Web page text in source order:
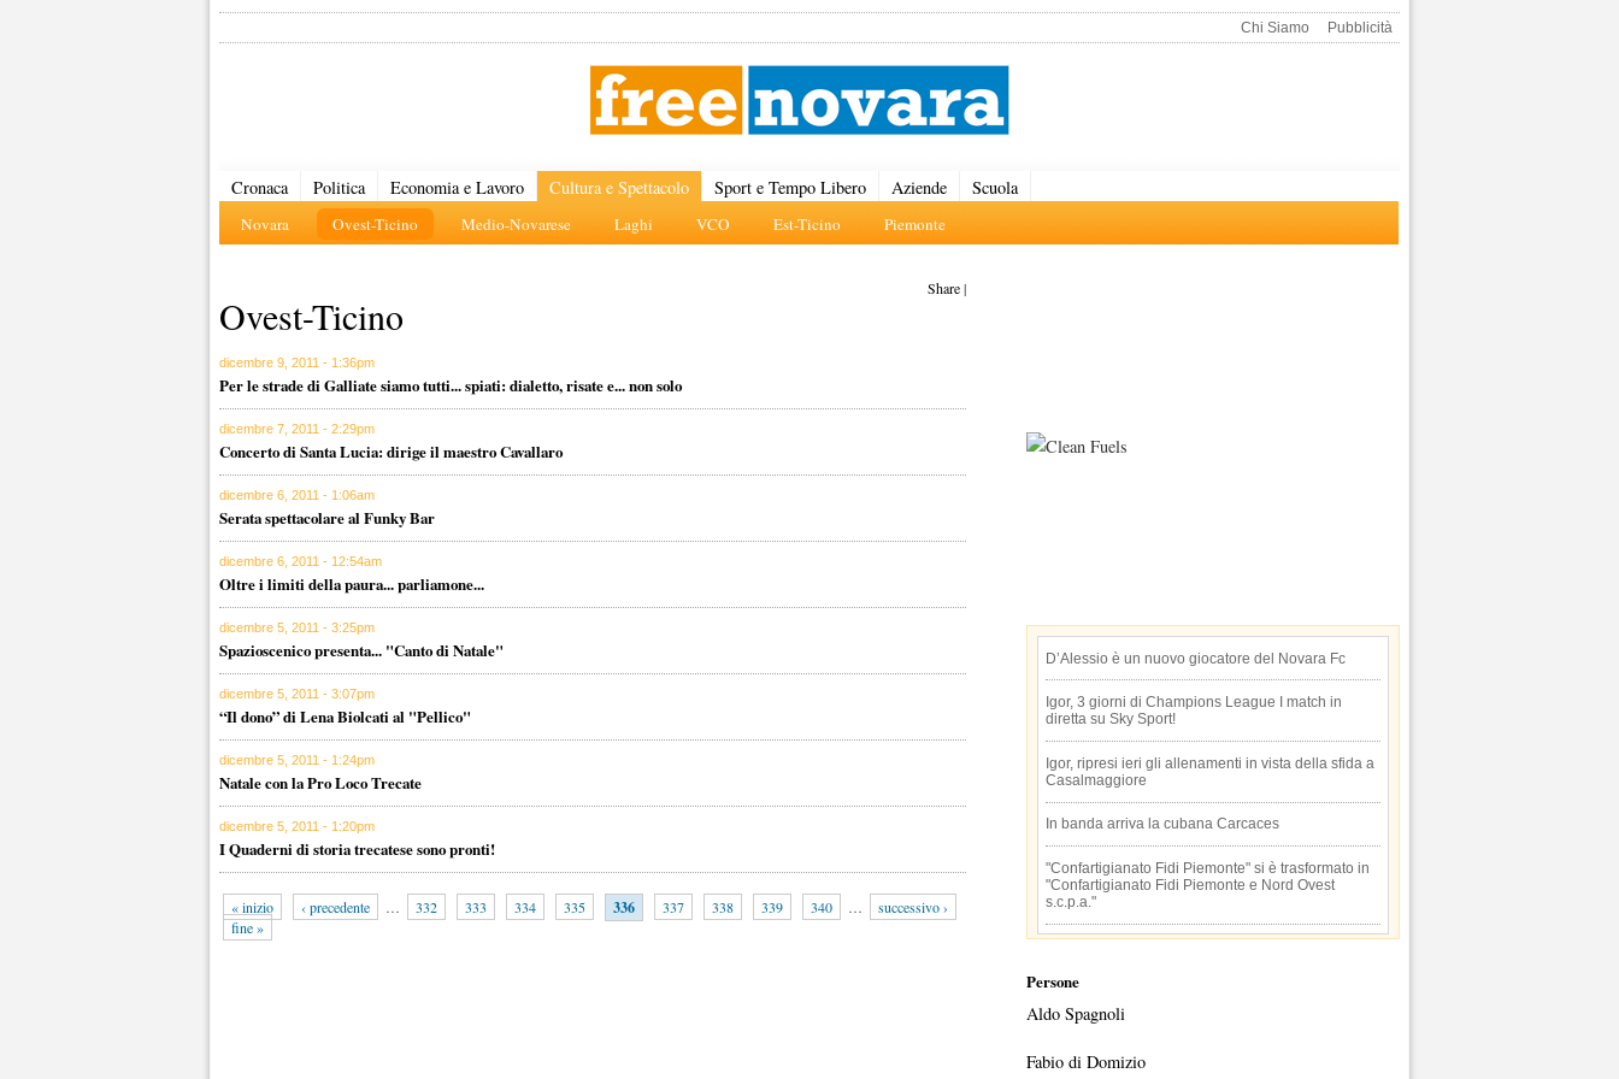
Chi Siamo Pubblicità
Cronaca Politica Economia e Lavoro Cultura e Spettacolo
Novara Ovest-Ticino Medio-Novarese Laghi VCO Est-Ticino Piemonte
Sport e Tempo Libero Aziende Scuola
Share|
Ovest-Ticino
dicembre 9, 2011 - 1:36pm
Per le strade di Galliate siamo tutti... spiati: dialetto, risate e... non solo
dicembre 7, 2011 - 2:29pm
Concerto di Santa Lucia: dirige il maestro Cavallaro
dicembre 6, 2011 - 1:06am
Serata spettacolare al Funky Bar
dicembre 6, 2011 - 12:54am
Oltre i limiti della paura... parliamone...
dicembre 5, 2011 - 3:25pm
Spazioscenico presenta... "Canto di Natale"
dicembre 5, 2011 - 3:07pm
“Il dono” di Lena Biolcati al "Pellico"
dicembre 5, 2011 - 1:24pm
Natale con la Pro Loco Trecate
dicembre 5, 2011 - 1:20pm
I Quaderni di storia trecatese sono pronti!
« inizio ‹ precedente … 332 333 334 335 336 337 338 339 340 …
successivo ›
fine »
D’Alessio è un nuovo giocatore del Novara Fc
Igor, 3 giorni di Champions League I match in
diretta su Sky Sport!
Igor, ripresi ieri gli allenamenti in vista della sfida a
Casalmaggiore
In banda arriva la cubana Carcaces
"Confartigianato Fidi Piemonte" si è trasformato in
"Confartigianato Fidi Piemonte e Nord Ovest
s.c.p.a."
Persone
Aldo Spagnoli
Fabio di Domizio